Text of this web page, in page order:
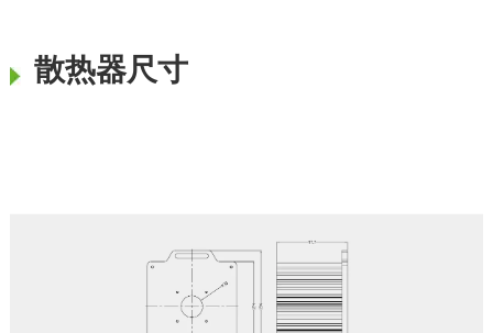
散热器尺寸